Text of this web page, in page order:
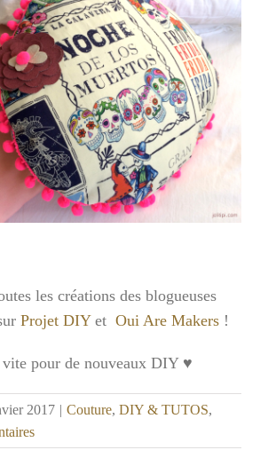
les créations des blogueuses
Projet DIYet Oui Are Makers!
pour de nouveaux DIY ♥
2017 | Couture, DIY & TUTOS,